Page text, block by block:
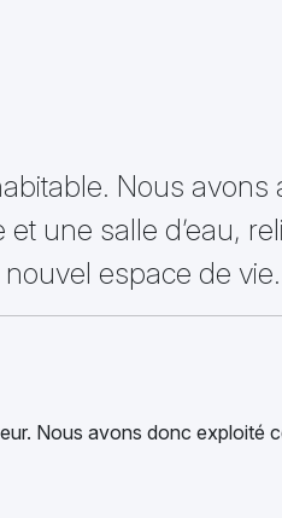
Nous avons
une salle d’eau,
espace de vie.
Nous avons donc exploité